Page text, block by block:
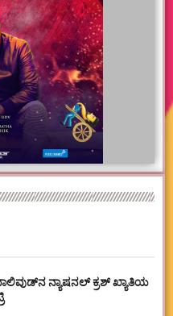
ನ್ಯಾಷನಲ್ ಕ್ರಶ್ ಖ್ಯಾತಿಯ